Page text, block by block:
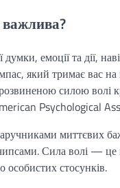
емоції та дії,
який тримає вас на
силою волі
Psychological
миттєвих
Сила волі —
особистих стосунків.